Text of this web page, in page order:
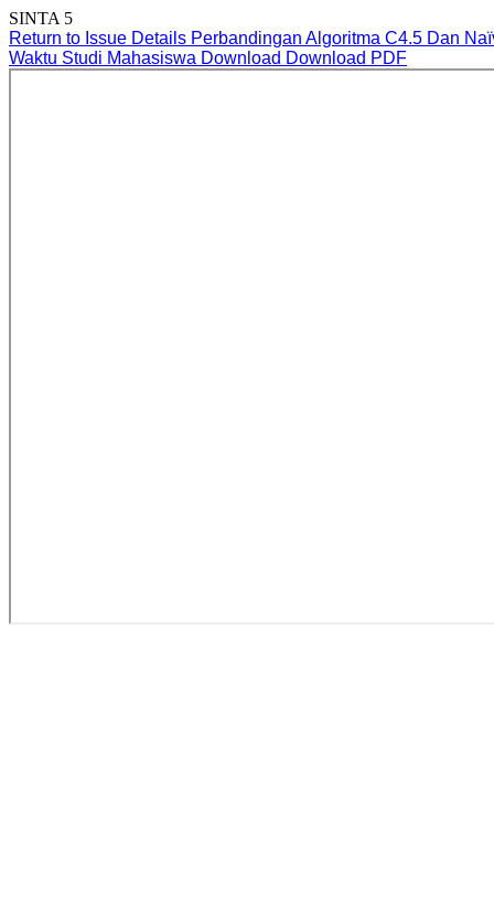
SINTA 5
Return to Issue Details Perbandingan Algoritma C4.5 Dan
Waktu Studi Mahasiswa Download Download PDF